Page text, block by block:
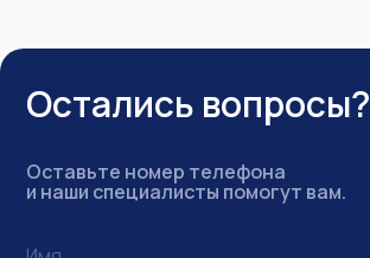
Остались вопросы?
Оставьте номер телефона
и наши специалисты помогут вам.